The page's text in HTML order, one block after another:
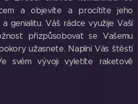
a objevíte a procítíte jeho
genialitu. Váš rádce využije Vaší
přizpůsobovat se Vašemu
užasnete. Naplní Vás štěstí
svém vývoji vyletíte raketově